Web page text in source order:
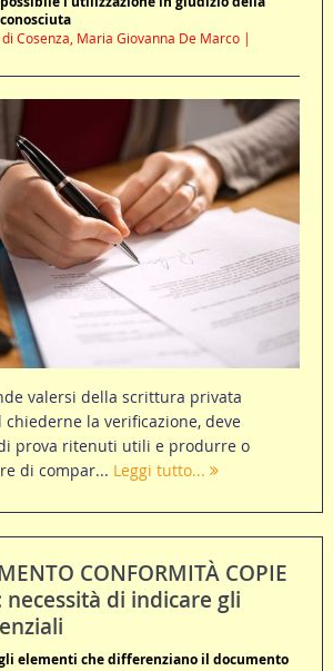
Cosenza, Maria Giovanna De Marco |
valersi della scrittura privata
chiederne la verificazione, deve
prova ritenuti utili e produrre o
di compar... Leggi tutto...
CONFORMITÀ COPIE
necessità di indicare gli
elementi che differenziano il documento